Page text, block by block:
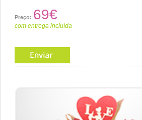
Preço: 69€
com entrega incluída